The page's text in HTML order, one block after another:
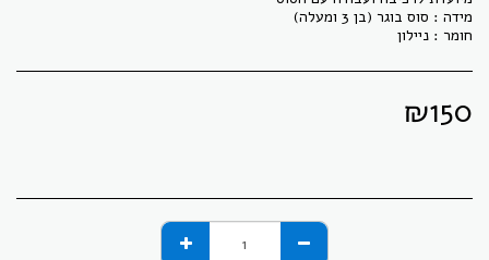
חומר : ניילון
₪150